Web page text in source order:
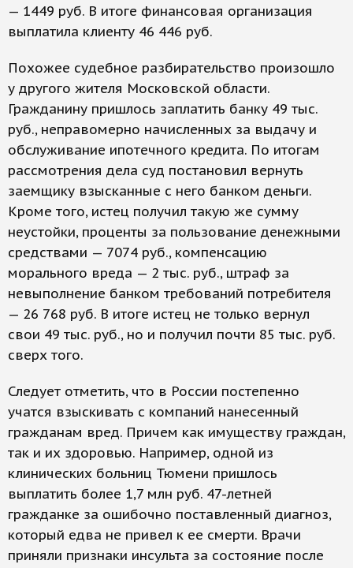
— 1449 руб. В итоге финансовая организация
выплатила клиенту 46 446 руб.
Похожее судебное разбирательство произошло
у другого жителя Московской области.
Гражданину пришлось заплатить банку 49 тыс.
руб., неправомерно начисленных за выдачу и
обслуживание ипотечного кредита. По итогам
рассмотрения дела суд постановил вернуть
заемщику взысканные с него банком деньги.
Кроме того, истец получил такую же сумму
неустойки, проценты за пользование денежными
средствами — 7074 руб., компенсацию
морального вреда — 2 тыс. руб., штраф за
невыполнение банком требований потребителя
— 26 768 руб. В итоге истец не только вернул
свои 49 тыс. руб., но и получил почти 85 тыс. руб.
сверх того.
Следует отметить, что в России постепенно
учатся взыскивать с компаний нанесенный
гражданам вред. Причем как имуществу граждан,
так и их здоровью. Например, одной из
клинических больниц Тюмени пришлось
выплатить более 1,7 млн руб. 47-летней
гражданке за ошибочно поставленный диагноз,
который едва не привел к ее смерти. Врачи
приняли признаки инсульта за состояние после